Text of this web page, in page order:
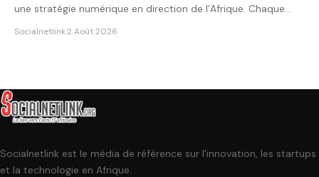
une stratégie numérique en direction de l’Afrique. Chaque
Socialnetlink·2 Août 2026
Socialnetlink est le média de référence sur l'innovation, les startups
et la technologie en Afrique.